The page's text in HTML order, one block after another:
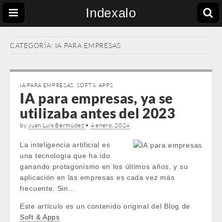
Indexalo
CATEGORÍA: IA PARA EMPRESAS
IA PARA EMPRESAS, SOFT & APPS
IA para empresas, ya se
utilizaba antes del 2023
byJuan Luis Bermúdez • 4 enero, 2024
La inteligencia artificial es
una tecnología que ha ido
ganando protagonismo en los últimos años, y su
aplicación en las empresas es cada vez más
frecuente. Sin...
Este artículo es un contenido original del Blog de
Soft & Apps